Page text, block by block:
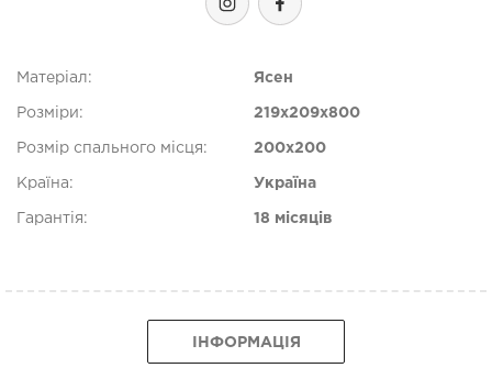
Матеріал: Ясен
Розміри: 219x209x800
Розмір спального місця: 200x200
Країна: Україна
Гарантія: 18 місяців
ІНФОРМАЦІЯ